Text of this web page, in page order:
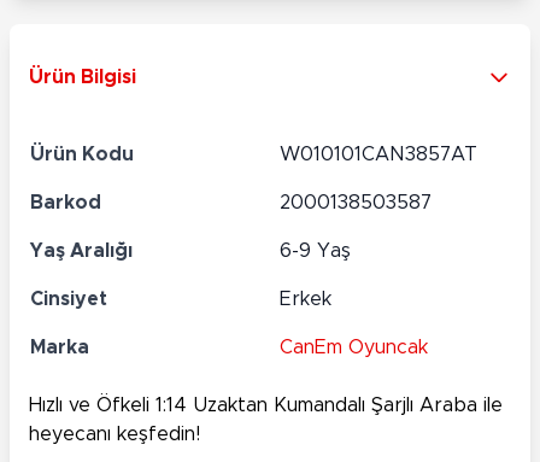
Ürün Bilgisi
Ürün Kodu W010101CAN3857AT
Barkod 2000138503587
Yaş Aralığı 6-9 Yaş
Cinsiyet Erkek
Marka CanEm Oyuncak
Hızlı ve Öfkeli 1:14 Uzaktan Kumandalı Şarjlı Araba ile
heyecanı keşfedin!